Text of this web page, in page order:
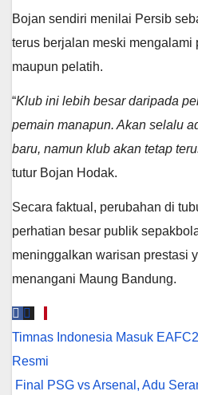
Bojan sendiri menilai Persib
terus berjalan meski mengalami
maupun pelatih.
“Klub ini lebih besar daripada
pemain manapun. Akan selalu
baru, namun klub akan tetap
tutur Bojan Hodak.
Secara faktual, perubahan di
perhatian besar publik
meninggalkan warisan prestasi
menangani Maung Bandung.
Navigasi
pos
Timnas Indonesia Masuk
Resmi
Final PSG vs Arsenal, Adu